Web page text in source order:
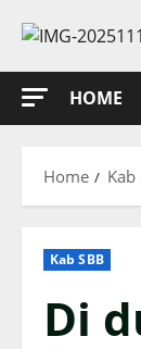
content
HOME
Home Kab
Kab SBB
Di